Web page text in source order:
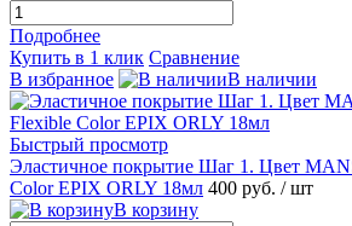
Подробнее
Купить в 1 клик Сравнение
В избранное
В наличии
Быстрый просмотр
Эластичное покрытие Шаг 1. Цвет
Color EPIX ORLY 18мл 400 руб. / шт
В корзину